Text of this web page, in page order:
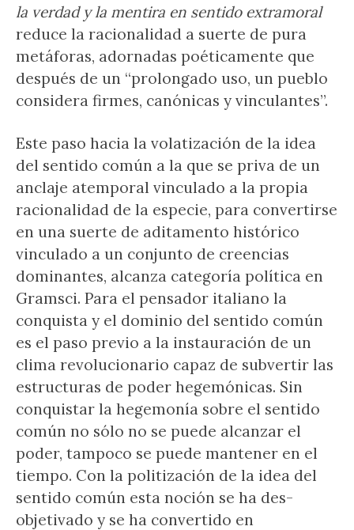
la verdad y la mentira en sentido extramoral
reduce la racionalidad a suerte de pura
metáforas, adornadas poéticamente que
después de un “prolongado uso, un pueblo
considera firmes, canónicas y vinculantes”.
Este paso hacia la volatización de la idea
del sentido común a la que se priva de un
anclaje atemporal vinculado a la propia
racionalidad de la especie, para convertirse
en una suerte de aditamento histórico
vinculado a un conjunto de creencias
dominantes, alcanza categoría política en
Gramsci. Para el pensador italiano la
conquista y el dominio del sentido común
es el paso previo a la instauración de un
clima revolucionario capaz de subvertir las
estructuras de poder hegemónicas. Sin
conquistar la hegemonía sobre el sentido
común no sólo no se puede alcanzar el
poder, tampoco se puede mantener en el
tiempo. Con la politización de la idea del
sentido común esta noción se ha des-
objetivado y se ha convertido en